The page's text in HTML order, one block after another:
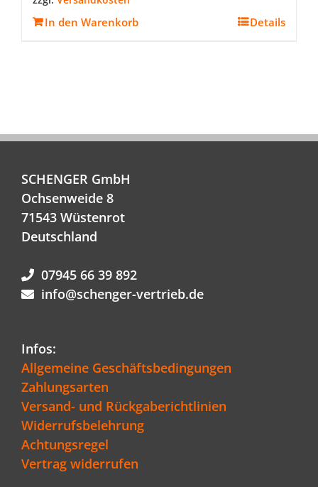
In den Warenkorb Details
SCHENGER GmbH
Ochsenweide 8
71543 Wüstenrot
Deutschland
07945 66 39 892
info@schenger-vertrieb.de
Infos:
Allgemeine Geschäftsbedingungen
Zahlungsarten
Versand- und Rückgaberichtlinien
Widerrufsbelehrung
Achtungsregel
Vertrag widerrufen